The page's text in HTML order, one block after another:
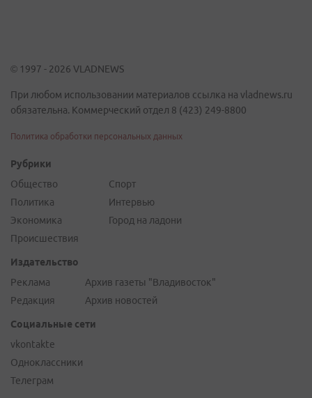
© 1997 - 2026 VLADNEWS
При любом использовании материалов ссылка на vladnews.ru
обязательна. Коммерческий отдел 8 (423) 249-8800
Политика обработки персональных данных
Рубрики
Общество
Политика
Экономика
Происшествия
Спорт
Интервью
Город на ладони
Издательство
Реклама
Редакция
Архив газеты "Владивосток"
Архив новостей
Социальные сети
vkontakte
Одноклассники
Телеграм